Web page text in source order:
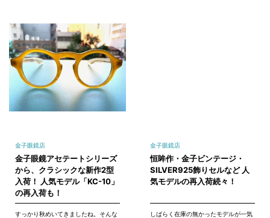
金子眼鏡店
金子眼鏡アセテートシリーズ
から、クラシックな新作2型
入荷！ 人気モデル「KC-10」
の再入荷も！
すっかり秋めいてきましたね。そんな
金子眼鏡店
恒眸作・金子ビンテージ・
SILVER925飾りセルなど 人
気モデルの再入荷続々！
しばらく在庫の無かったモデルが一気